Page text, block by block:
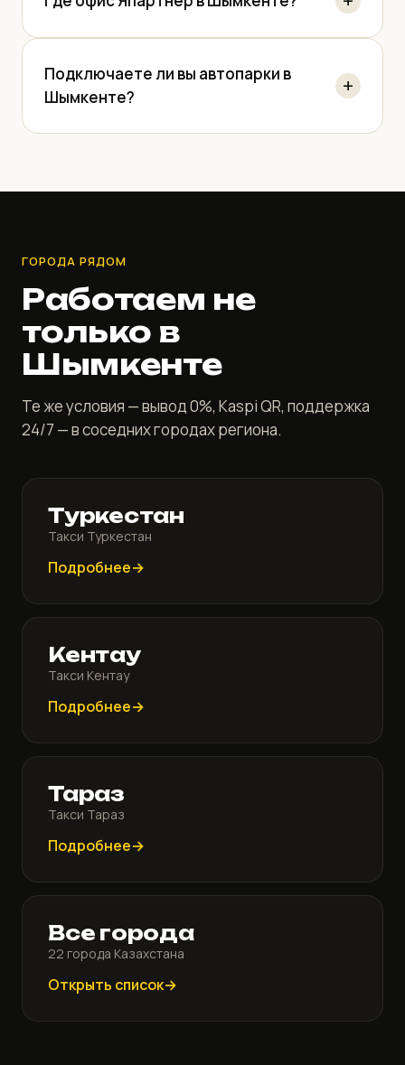
Подключаете ли вы автопарки в
Шымкенте?
ГОРОДА РЯДОМ
Работаем не
только в
Шымкенте
Те же условия — вывод 0%, Kaspi QR, поддержка
24/7 — в соседних городах региона.
Туркестан
Такси Туркестан
Подробнее
Кентау
Такси Кентау
Подробнее
Тараз
Такси Тараз
Подробнее
Все города
22 города Казахстана
Открыть список